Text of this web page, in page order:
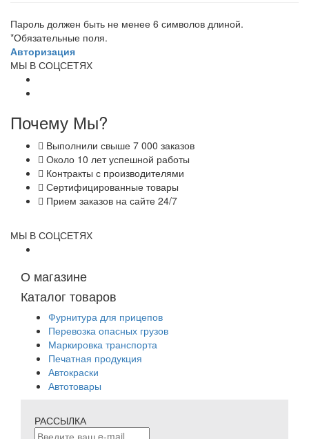
Пароль должен быть не менее 6 символов длиной.
*Обязательные поля.
Авторизация
МЫ В СОЦСЕТЯХ
Почему Мы?
Выполнили свыше 7 000 заказов
Около 10 лет успешной работы
Контракты с производителями
Сертифицированные товары
Прием заказов на сайте 24/7
МЫ В СОЦСЕТЯХ
О магазине
Каталог товаров
Фурнитура для прицепов
Перевозка опасных грузов
Маркировка транспорта
Печатная продукция
Автокраски
Автотовары
РАССЫЛКА